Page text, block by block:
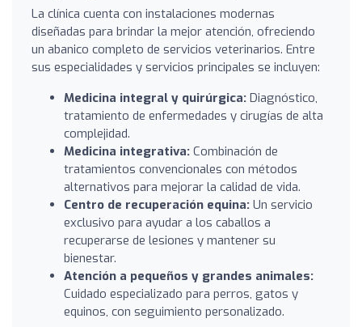
La clínica cuenta con instalaciones modernas
diseñadas para brindar la mejor atención, ofreciendo
un abanico completo de servicios veterinarios. Entre
sus especialidades y servicios principales se incluyen:
Medicina integral y quirúrgica: Diagnóstico,
tratamiento de enfermedades y cirugías de alta
complejidad.
Medicina integrativa: Combinación de
tratamientos convencionales con métodos
alternativos para mejorar la calidad de vida.
Centro de recuperación equina: Un servicio
exclusivo para ayudar a los caballos a
recuperarse de lesiones y mantener su
bienestar.
Atención a pequeños y grandes animales:
Cuidado especializado para perros, gatos y
equinos, con seguimiento personalizado.